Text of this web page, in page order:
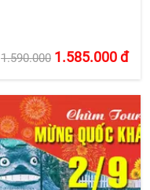
1.590.000 1.585.000đ